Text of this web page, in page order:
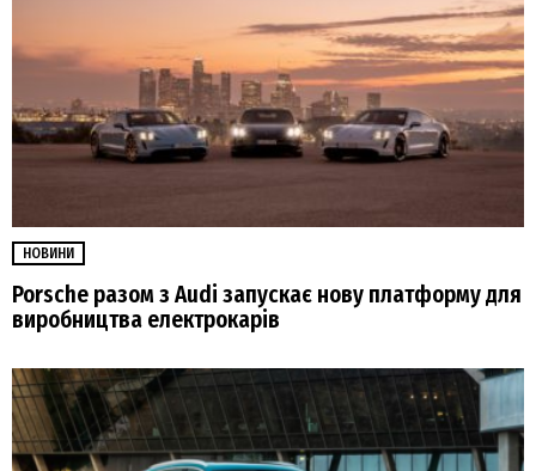
НОВИНИ
Porsche разом з Audi запускає нову платформу для
виробництва електрокарів